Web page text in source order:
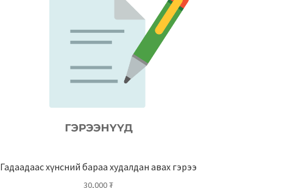
Гадаадаас хүнсний бараа худалдан авах гэрээ
30,000₮